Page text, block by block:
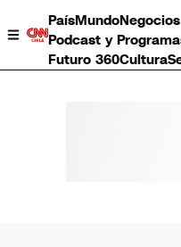
PaísMundoNegocios
Podcast y
Futuro 360Cultura